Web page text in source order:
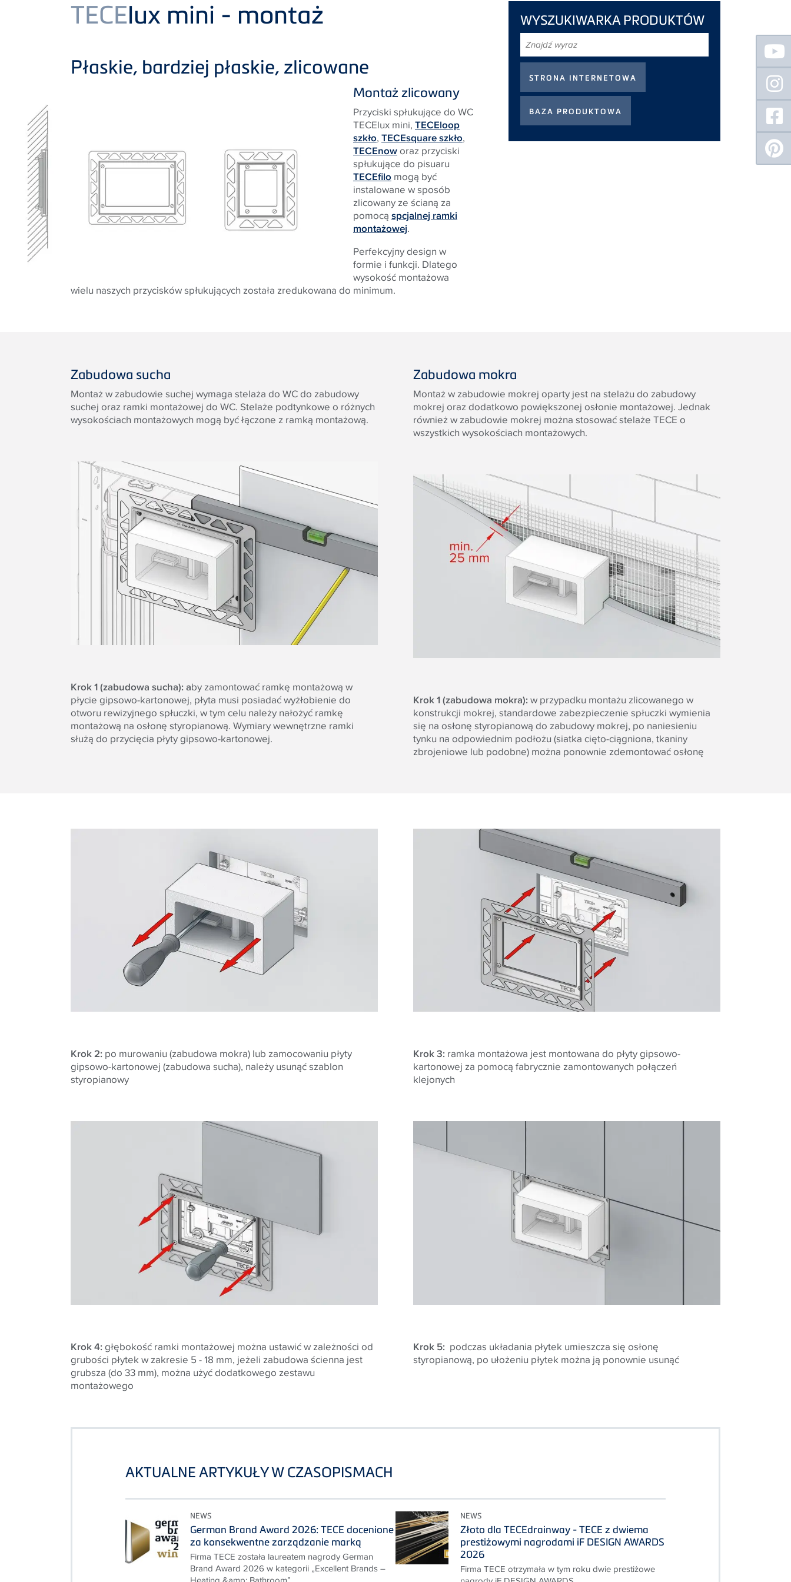
TECElux mini - montaż
Płaskie, bardziej płaskie, zlicowane
Montaż zlicowany
Przyciski spłukujące do WC
TECElux mini, TECEloop
szkło, TECEsquare szkło,
TECEnoworaz przyciski
spłukujące do pisuaru
TECEfilo mogą być
instalowane w sposób
zlicowany ze ścianą za
pomocą spcjalnej ramki
montażowej.
Perfekcyjny design w
formie i funkcji. Dlatego
wysokość montażowa
wielu naszych przycisków spłukujących została zredukowana do minimum.
WYSZUKIWARKA PRODUKTÓW
wyraz
Zabudowa sucha
Montaż w zabudowie suchej wymaga stelaża do WC do zabudowy
suchej oraz ramki montażowej do WC. Stelaże podtynkowe o różnych
wysokościach montażowych mogą być łączone z ramką montażową.
Krok 1 (zabudowa sucha): aby zamontować ramkę montażową w
płycie gipsowo-kartonowej, płyta musi posiadać wyżłobienie do
otworu rewizyjnego spłuczki, w tym celu należy nałożyć ramkę
montażową na osłonę styropianową. Wymiary wewnętrzne ramki
służą do przycięcia płyty gipsowo-kartonowej.
Zabudowa mokra
Montaż w zabudowie mokrej oparty jest na stelażu do zabudowy
mokrej oraz dodatkowo powiększonej osłonie montażowej. Jednak
również w zabudowie mokrej można stosować stelaże TECE o
wszystkich wysokościach montażowych.
Krok 1 (zabudowa mokra):w przypadku montażu zlicowanego w
konstrukcji mokrej, standardowe zabezpieczenie spłuczki wymienia
się na osłonę styropianową do zabudowy mokrej, po naniesieniu
tynku na odpowiednim podłożu (siatka cięto-ciągniona, tkaniny
zbrojeniowe lub podobne) można ponownie zdemontować osłonę
Krok 2: po murowaniu (zabudowa mokra) lub zamocowaniu płyty
gipsowo-kartonowej (zabudowa sucha), należy usunąć szablon
styropianowy
Krok 3: ramka montażowa jest montowana do płyty gipsowo-
kartonowej za pomocą fabrycznie zamontowanych połączeń
klejonych
Krok 4:głębokość ramki montażowej można ustawić w zależności od
grubości płytek w zakresie 5 - 18 mm, jeżeli zabudowa ścienna jest
grubsza (do 33 mm), można użyć dodatkowego zestawu
montażowego
Krok 5: podczas układania płytek umieszcza się osłonę
styropianową, po ułożeniu płytek można ją ponownie usunąć
AKTUALNE ARTYKUŁY W CZASOPISMACH
NEWS
German Brand Award 2026: TECE docenione
za konsekwentne zarządzanie marką
Firma TECE została laureatem nagrody German
Brand Award 2026 w kategorii „Excellent Brands –
NEWS
Złoto dla TECEdrainway - TECE z dwiema
prestiżowymi nagrodami iF DESIGN AWARDS
2026
Firma TECE otrzymała w tym roku dwie prestiżowe
Floating